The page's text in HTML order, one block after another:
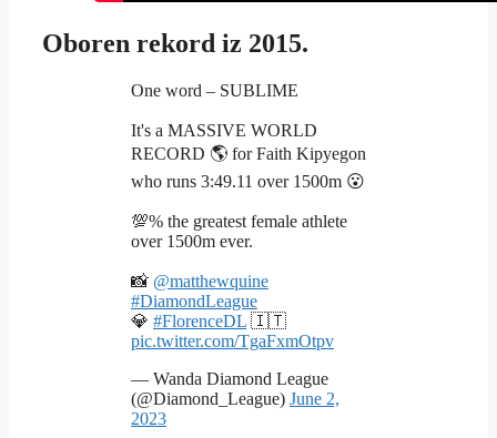
Oboren rekord iz 2015.
One word – SUBLIME
It's a MASSIVE WORLD
RECORD 🌎 for Faith Kipyegon
who runs 3:49.11 over 1500m 😮
💯% the greatest female athlete
over 1500m ever.
📸 @matthewquine
#DiamondLeague
💎 #FlorenceDL 🇮🇹
pic.twitter.com/TgaFxmOtpv
— Wanda Diamond League
(@Diamond_League) June 2,
2023